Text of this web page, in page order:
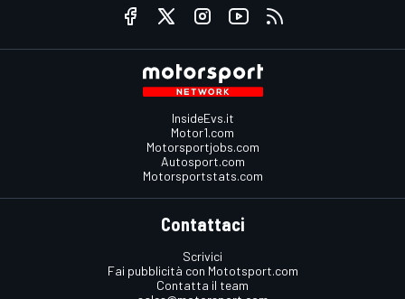
InsideEvs.it
Motor1.com
Motorsportjobs.com
Autosport.com
Motorsportstats.com
Contattaci
Scrivici
Fai pubblicità con Mototsport.com
Contatta il team